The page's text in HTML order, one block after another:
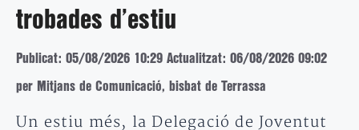
trobades d’estiu
Publicat: 05/08/2026 10:29 Actualitzat: 06/08/2026 09:02
per Mitjans de Comunicació, bisbat de Terrassa
Un estiu més, la Delegació de Joventut